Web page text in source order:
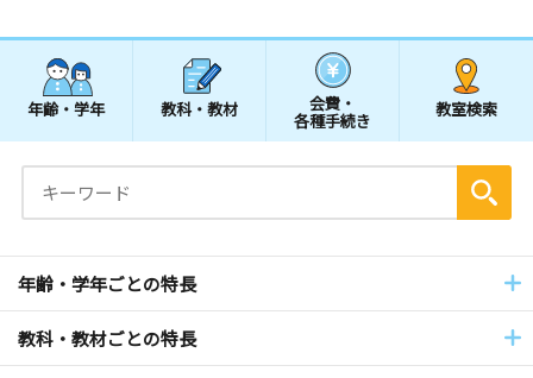
年齢・学年 教科・教材 会費・
各種手続き
教室検索
年齢・学年ごとの特長
教科・教材ごとの特長